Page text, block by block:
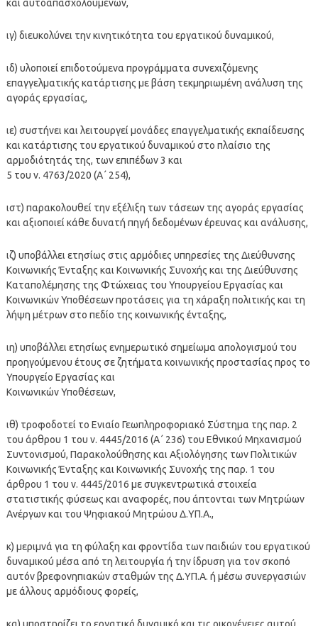
και αυτοαπασχολουμένων,
ιγ) διευκολύνει την κινητικότητα του εργατικού δυναμικού,
ιδ) υλοποιεί επιδοτούμενα προγράμματα συνεχιζόμενης
επαγγελματικής κατάρτισης με βάση τεκμηριωμένη ανάλυση της
αγοράς εργασίας,
ιε) συστήνει και λειτουργεί μονάδες επαγγελματικής εκπαίδευσης
και κατάρτισης του εργατικού δυναμικού στο πλαίσιο της
αρμοδιότητάς της, των επιπέδων 3 και
5 του ν. 4763/2020 (Α΄ 254),
ιστ) παρακολουθεί την εξέλιξη των τάσεων της αγοράς εργασίας
και αξιοποιεί κάθε δυνατή πηγή δεδομένων έρευνας και ανάλυσης,
ιζ) υποβάλλει ετησίως στις αρμόδιες υπηρεσίες της Διεύθυνσης
Κοινωνικής Ένταξης και Κοινωνικής Συνοχής και της Διεύθυνσης
Καταπολέμησης της Φτώχειας του Υπουργείου Εργασίας και
Κοινωνικών Υποθέσεων προτάσεις για τη χάραξη πολιτικής και τη
λήψη μέτρων στο πεδίο της κοινωνικής ένταξης,
ιη) υποβάλλει ετησίως ενημερωτικό σημείωμα απολογισμού του
προηγούμενου έτους σε ζητήματα κοινωνικής προστασίας προς το
Υπουργείο Εργασίας και
Κοινωνικών Υποθέσεων,
ιθ) τροφοδοτεί το Ενιαίο Γεωπληροφοριακό Σύστημα της παρ. 2
του άρθρου 1 του ν. 4445/2016 (Α΄ 236) του Εθνικού Μηχανισμού
Συντονισμού, Παρακολούθησης και Αξιολόγησης των Πολιτικών
Κοινωνικής Ένταξης και Κοινωνικής Συνοχής της παρ. 1 του
άρθρου 1 του ν. 4445/2016 με συγκεντρωτικά στοιχεία
στατιστικής φύσεως και αναφορές, που άπτονται των Μητρώων
Ανέργων και του Ψηφιακού Μητρώου Δ.ΥΠ.Α.,
κ) μεριμνά για τη φύλαξη και φροντίδα των παιδιών του εργατικού
δυναμικού μέσα από τη λειτουργία ή την ίδρυση για τον σκοπό
αυτόν βρεφονηπιακών σταθμών της Δ.ΥΠ.Α. ή μέσω συνεργασιών
με άλλους αρμόδιους φορείς,
κα) υποστηρίζει το εργατικό δυναμικό και τις οικογένειες αυτού,